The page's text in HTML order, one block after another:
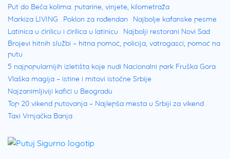
Put do Beča kolima: putarine, vinjete, kilometraža
Markiza LIVING
Poklon za rođendan
Najbolje kafanske pesme
Latinica u ćirilicu i ćirilica u latinicu
Najbolji restorani Novi Sad
Brojevi hitnih službi – hitna pomoć, policija, vatrogasci, pomoć na
putu
5 najpopularnijih izletišta koje nudi Nacionalni park Fruška Gora
Vlaška magija – istine i mitovi istočne Srbije
Najzanimljiviji kafići u Beogradu
Top 20 vikend putovanja – Najlepša mesta u Srbiji za vikend
Taxi Vrnjačka Banja